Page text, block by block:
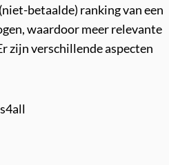
betaalde) ranking van een
waardoor meer relevante
zijn verschillende aspecten